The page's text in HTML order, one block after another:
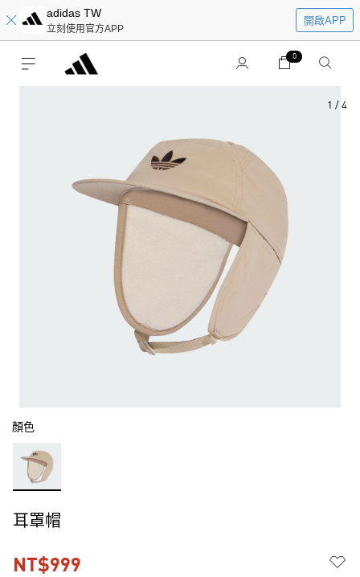
adidas TW
立刻使用官方APP
開啟APP
0
1 / 4
顏色
耳罩帽
NT$999